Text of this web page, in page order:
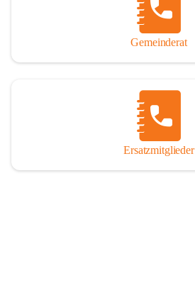
Gemeinderat
Ersatzmitglieder